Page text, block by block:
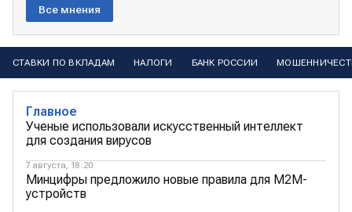
Все мнения
СТАВКИ ПО ВКЛАДАМ НАЛОГИ БАНК РОССИИ
Главное
Ученые использовали искусственный интеллект
для создания вирусов
7 августа, 18:20
Минцифры предложило новые правила для М2М-
устройств